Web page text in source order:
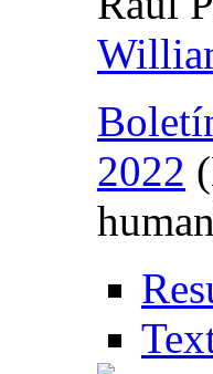
2022